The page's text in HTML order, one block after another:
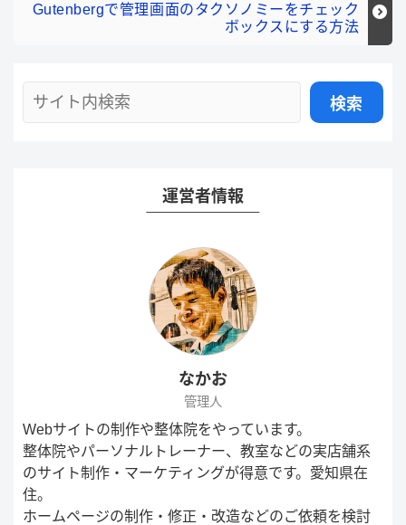
Gutenbergで管理画面のタクソノミーをチェック
ボックスにする方法
運営者情報
なかお
管理人
Webサイトの制作や整体院をやっています。
整体院やパーソナルトレーナー、教室などの実店舗系
のサイト制作・マーケティングが得意です。愛知県在
住。
ホームページの制作・修正・改造などのご依頼を検討